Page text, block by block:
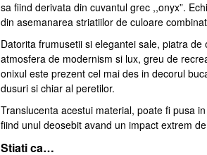
sa fiind derivata din cuvantul grec ,,onyx”.
din asemanarea striatiilor de culoare
Datorita frumusetii si elegantei sale, piatra
atmosfera de modernism si lux, greu de
onixul este prezent cel mai des in decorul
dusuri si chiar al peretilor.
Translucenta acestui material, poate fi pusa
fiind unul deosebit avand un impact extrem
Stiati ca…